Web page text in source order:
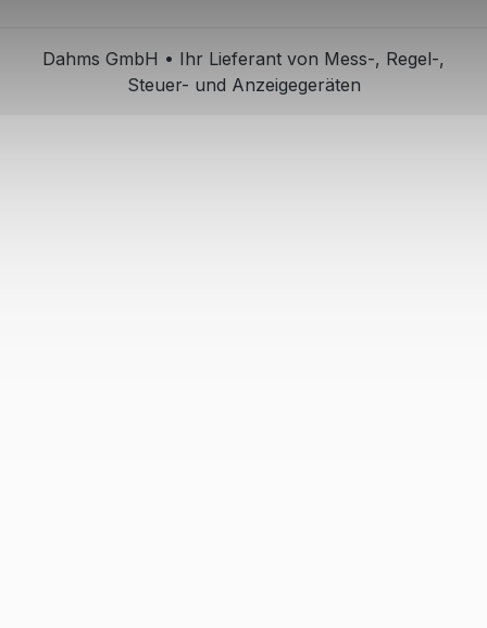
Dahms GmbH • Ihr Lieferant von Mess-, Regel-,
Steuer- und Anzeigegeräten